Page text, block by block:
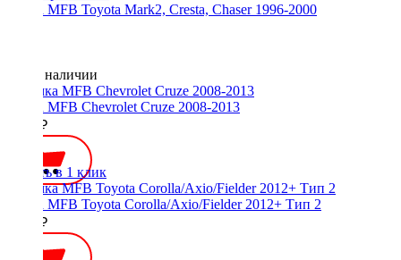
Рамка MFB Toyota Mark2, Cresta, Chaser 1996-2000
Нет в наличии
Рамка MFB Chevrolet Cruze 2008-2013
2000 ₽
Купить в 1 клик
Рамка MFB Toyota Corolla/Axio/Fielder 2012+ Тип 2
1800 ₽